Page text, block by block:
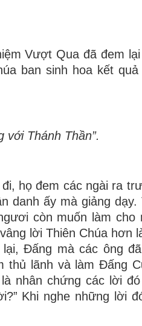
Vượt Qua đã đem
ban sinh hoa kết
với Thánh Thần”.
họ đem các ngài ra
danh ấy mà giảng
còn muốn làm
lời Thiên Chúa hơn
Ðấng mà các ông
thủ lãnh và làm Ðấng
nhân chứng các lời
Khi nghe những lời